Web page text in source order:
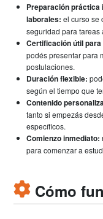
Preparación
laborales: el curso se
seguridad para tareas
Certificación útil para
podés presentar para
postulaciones.
Duración flexible:
según el tiempo que
Contenido
tanto si empezás
específicos.
Comienzo inmediato:
para comenzar a
Cómo